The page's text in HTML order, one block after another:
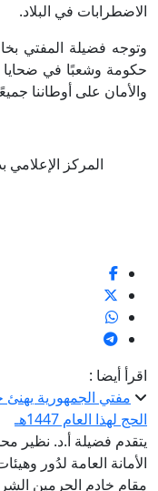
الاضطرابات في البلاد.
وتوجه فضيلة المفتي
حكومة وشعبًا في ضحايا
والأمان على أوطاننا
المركز الإعلامي بدار
اقرأ أيضا :
مفتي الجمهورية
الحج لهذا العام 1447هـ
يتقدم فضيلة أ.د. نظير
الأمانة العامة لدُور
مقام خادم الحرمين